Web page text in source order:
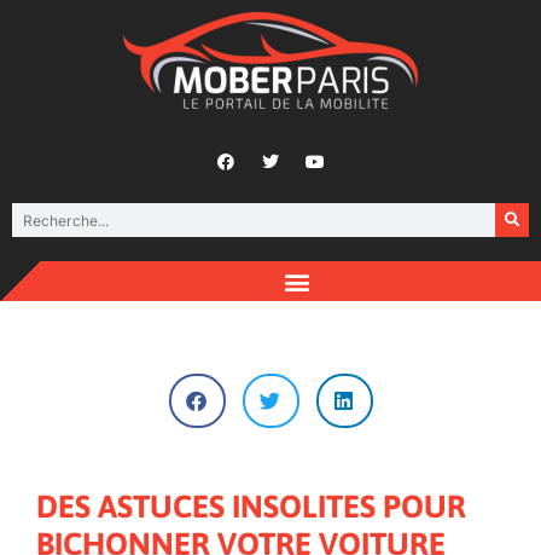
DES ASTUCES INSOLITES POUR
BICHONNER VOTRE VOITURE